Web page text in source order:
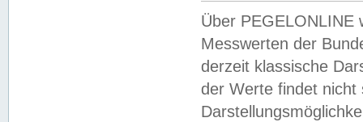
Über PEGELONLINE
Messwerten der
derzeit klassische
der Werte findet